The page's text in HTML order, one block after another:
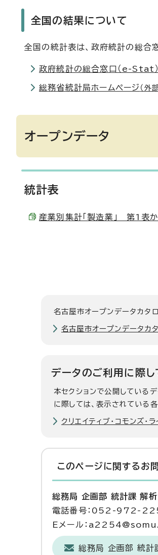
全国の結果について
全国の統計表は、政府統計の総合
政府統計の総合窓口（e-Stat）
総務省統計局ホームページ （外
オープンデータ
統計表
産業別集計「製造業」 第1
名古屋市オープンデータカタ
名古屋市オープンデータカ
データのご利用に際し
本セクションで公開している
に際しては、表示されている
クリエイティブ・コモンズ・
このページに関する お
総務局 企画部 統計課 解析
電話番号：052-972-
Eメール：
総務局 企画部 統計